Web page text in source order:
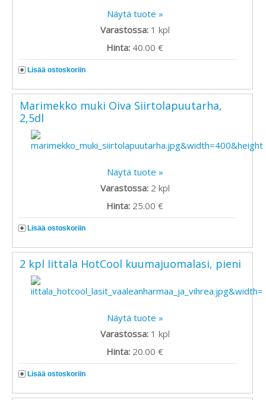
Näytä tuote »
Varastossa: 1 kpl
Hinta: 40.00 €
Lisää ostoskoriin
Marimekko muki Oiva Siirtolapuutarha,
2,5dl
Näytä tuote »
Varastossa: 2 kpl
Hinta: 25.00 €
Lisää ostoskoriin
2 kpl Iittala HotCool kuumajuomalasi, pieni
Näytä tuote »
Varastossa: 1 kpl
Hinta: 20.00 €
Lisää ostoskoriin